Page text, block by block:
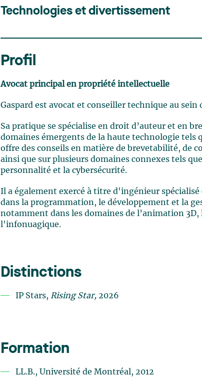
Technologies et divertissement
Profil
Avocat principal en propriété intellectuelle
Gaspard est avocat et conseiller technique au
Sa pratique se spécialise en droit d’auteur et en
domaines émergents de la haute technologie tels
offre des conseils en matière de brevetabilité, de
ainsi que sur plusieurs domaines connexes tels
personnalité et la cybersécurité.
Il a également exercé à titre d'ingénieur
dans la programmation, le développement et la
notamment dans les domaines de l’animation
l'infonuagique.
Distinctions
IP Stars, Rising Star, 2026
Formation
LL.B., Université de Montréal, 2012